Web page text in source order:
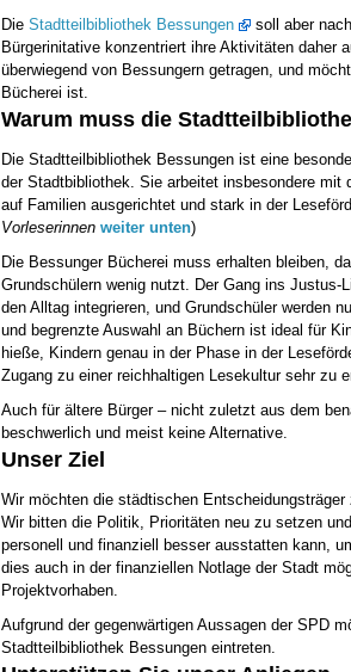
Die Stadtteilbibliothek Bessungen
soll aber
Bürgerinitative konzentriert ihre Aktivitäten daher
überwiegend von Bessungern getragen, und
Bücherei ist.
Warum muss die
Die Stadtteilbibliothek Bessungen ist eine
der Stadtbibliothek. Sie arbeitet insbesondere mit
auf Familien ausgerichtet und stark in der
Vorleserinnen weiter unten)
Die Bessunger Bücherei muss erhalten bleiben,
Grundschülern wenig nutzt. Der Gang ins
den Alltag integrieren, und Grundschüler werden
und begrenzte Auswahl an Büchern ist ideal für
hieße, Kindern genau in der Phase in der
Zugang zu einer reichhaltigen Lesekultur sehr zu
Auch für ältere Bürger – nicht zuletzt aus dem
beschwerlich und meist keine Alternative.
Unser Ziel
Wir möchten die städtischen
Wir bitten die Politik, Prioritäten neu zu setzen
personell und finanziell besser ausstatten kann,
dies auch in der finanziellen Notlage der Stadt
Projektvorhaben.
Aufgrund der gegenwärtigen Aussagen der SPD
Stadtteilbibliothek Bessungen eintreten.